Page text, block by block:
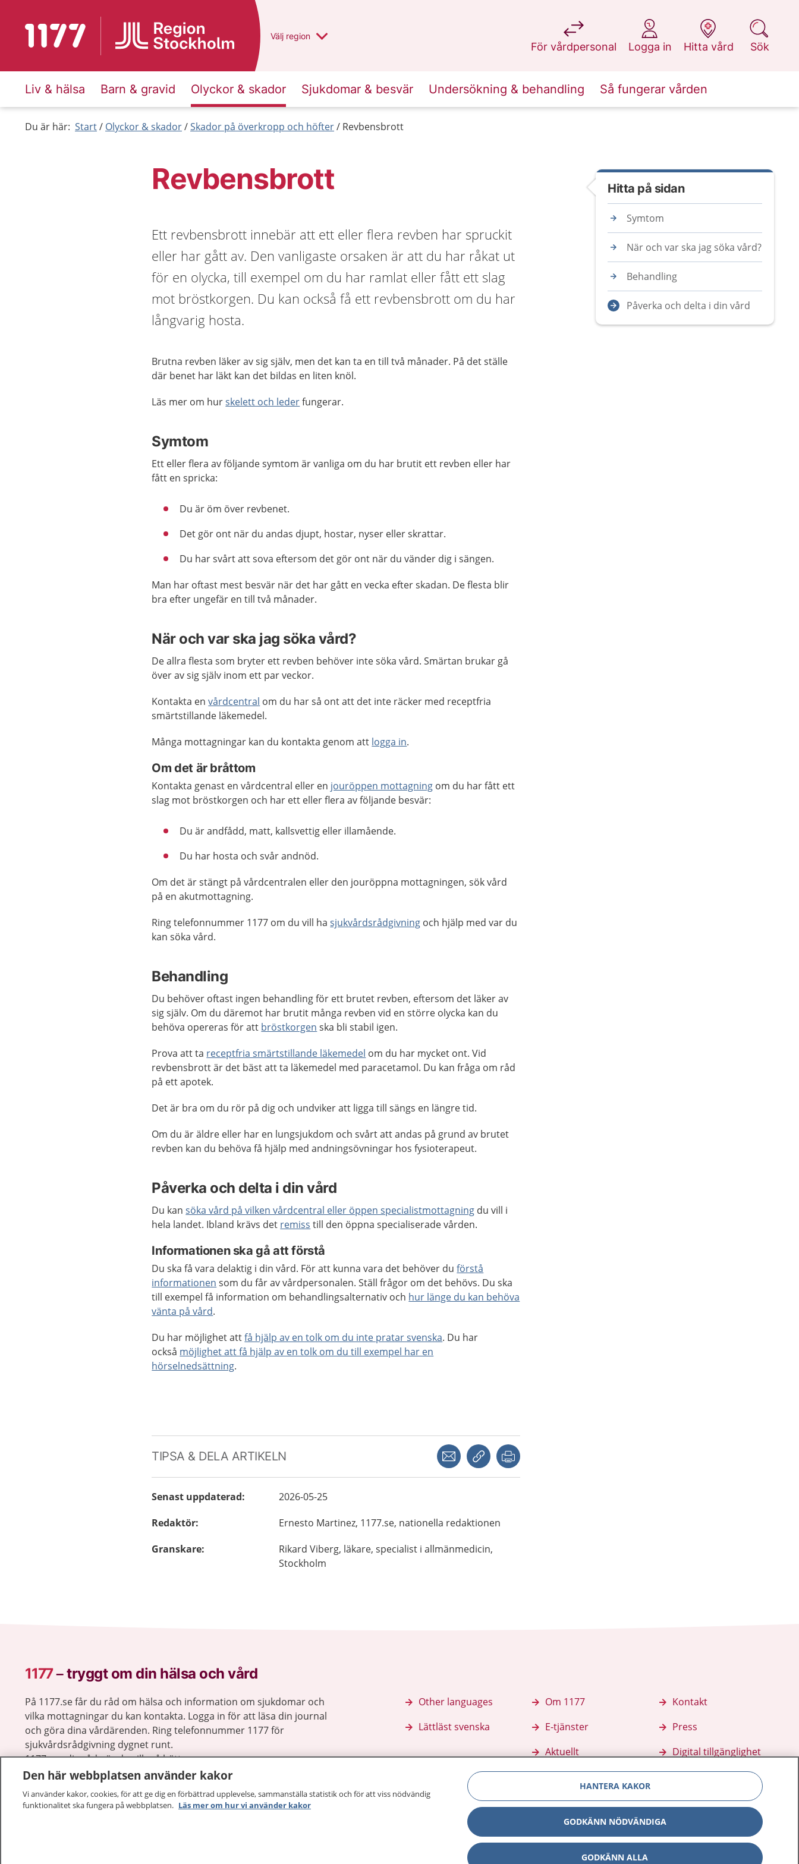
Till startsidan för 1177 Du har valt region
Välj en annan
region
För vårdpersonal
på 1177.se
Logga in
på 1177.se
Hitta vård
på 1177.se
Sök
på 1177.se
Liv & hälsa Barn & gravid Olyckor & skador Sjukdomar & besvär Undersökning & behandling Så fungerar vården
Du är här: Start Olyckor & skador Skador på överkropp och höfter Revbensbrott
Revbensbrott
Ett revbensbrott innebär att ett eller flera revben har spruckit
eller har gått av. Den vanligaste orsaken är att du har råkat ut
för en olycka, till exempel om du har ramlat eller fått ett slag
mot bröstkorgen. Du kan också få ett revbensbrott om du har
långvarig hosta.
Brutna revben läker av sig själv, men det kan ta en till två månader. På det ställe
där benet har läkt kan det bildas en liten knöl.
Läs mer om hurskelett och lederfungerar.
Symtom
Ett eller flera av följande symtom är vanliga om du har brutit ett revben eller har
fått en spricka:
Du är öm över revbenet.
Det gör ont när du andas djupt, hostar, nyser eller skrattar.
Du har svårt att sova eftersom det gör ont när du vänder dig i sängen.
Man har oftast mest besvär när det har gått en vecka efter skadan. De flesta blir
bra efter ungefär en till två månader.
När och var ska jag söka vård?
De allra flesta som bryter ett revben behöver inte söka vård. Smärtan brukar gå
över av sig själv inom ett par veckor.
Kontakta envårdcentral om du har så ont att det inte räcker med receptfria
smärtstillande läkemedel.
Många mottagningar kan du kontakta genom att logga in.
Om det är bråttom
Kontakta genast en vårdcentral eller en jouröppen mottagning om du har fått ett
slag mot bröstkorgen och har ett eller flera av följande besvär:
Du är andfådd, matt, kallsvettig eller illamående.
Du har hosta och svår andnöd.
Om det är stängt på vårdcentralen eller den jouröppna mottagningen, sök vård
på en akutmottagning.
Ring telefonnummer 1177 om du vill hasjukvårdsrådgivning och hjälp med var du
kan söka vård.
Behandling
Du behöver oftast ingen behandling för ett brutet revben, eftersom det läker av
sig själv. Om du däremot har brutit många revben vid en större olycka kan du
behöva opereras för att bröstkorgen ska bli stabil igen.
Prova att ta receptfria smärtstillande läkemedel om du har mycket ont. Vid
revbensbrott är det bäst att ta läkemedel med paracetamol. Du kan fråga om råd
på ett apotek.
Det är bra om du rör på dig och undviker att ligga till sängs en längre tid.
Om du är äldre eller har en lungsjukdom och svårt att andas på grund av brutet
revben kan du behöva få hjälp med andningsövningar hos fysioterapeut.
Påverka och delta i din vård
Du kansöka vård på vilken vårdcentral eller öppen specialistmottagning du vill i
hela landet. Ibland krävs det remiss till den öppna specialiserade vården.
Informationen ska gå att förstå
Du ska få vara delaktig i din vård. För att kunna vara det behöver duförstå
informationen som du får av vårdpersonalen. Ställ frågor om det behövs. Du ska
till exempel få information om behandlingsalternativ och hur länge du kan behöva
vänta på vård.
Du har möjlighet attfå hjälp av en tolk om du inte pratar svenska. Du har
också möjlighet att få hjälp av en tolk om du till exempel har en
hörselnedsättning.
TIPSA & DELA ARTIKELN Dela via mejlKopiera länk
Senast uppdaterad:
2026-05-25
Redaktör: Ernesto Martinez, 1177.se, nationella redaktionen
Granskare: Rikard Viberg, läkare, specialist i allmänmedicin,
Stockholm
Hitta på sidan
Symtom
När och var ska jag söka vård?
Behandling
Påverka och delta i din vård
1177–tryggt om din hälsa och vård
På 1177.se får du råd om hälsa och information om sjukdomar och
vilka mottagningar du kan kontakta. Logga in för att läsa din journal
och göra dina vårdärenden. Ring telefonnummer 1177 för
sjukvårdsrådgivning dygnet runt.
1177 ger dig råd när du vill må bättre.
Other languages
Lättläst svenska
Om 1177
E-tjänster
Aktuellt
Kontakt
Press
Digital tillgänglighet
Den här webbplatsen använder kakor
Vi använder kakor, cookies, för att ge dig en förbättrad upplevelse, sammanställa statistik och för att viss nödvändig
funktionalitet ska fungera på webbplatsen. Läs mer om hur vi använder kakor
HANTERA KAKOR
GODKÄNN NÖDVÄNDIGA
GODKÄNN ALLA